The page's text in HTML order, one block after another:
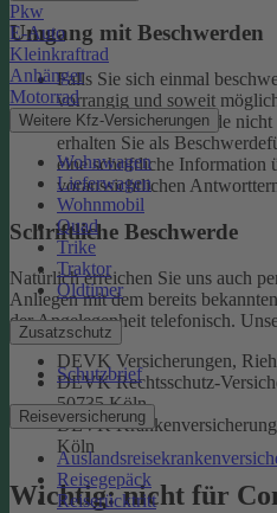
Pkw
E-Auto
Kleinkraftrad
Anhänger
Motorrad
Weitere Kfz-Versicherungen
Wohnwagen
Lieferwagen
Wohnmobil
Quad
Trike
Traktor
Oldtimer
Zusatzschutz
Schutzbrief
Reiseversicherung
Reisegepäck
Reiserücktritt
Umgang mit Beschwerden
Falls Sie sich einmal
vorrangig und soweit
Kann eine Beschwerde
erhalten Sie als
eine schriftliche Information
voraussichtlichen
Schriftliche Beschwerde
Natürlich erreichen Sie uns auch
Anliegen mit dem bereits
der Angelegenheit telefonisch.
DEVK Versicherungen,
DEVK Rechtsschutz-
50735 Köln
DEVK
Köln
Wichtig: nicht für